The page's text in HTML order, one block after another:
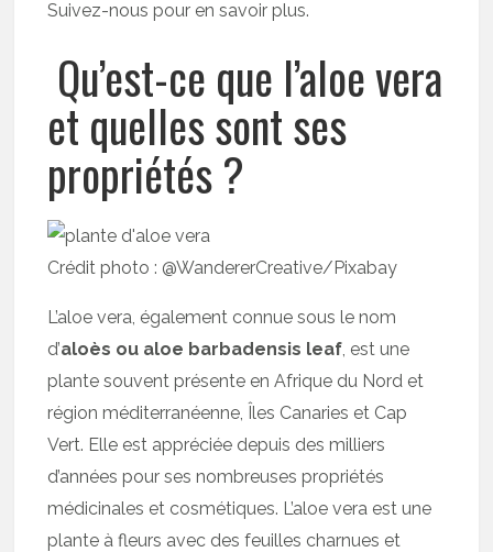
Suivez-nous pour en savoir plus.
Qu’est-ce que l’aloe vera
et quelles sont ses
propriétés ?
Crédit photo : @WandererCreative/Pixabay
L’aloe vera, également connue sous le nom
d’aloès ou aloe barbadensis leaf, est une
plante souvent présente en Afrique du Nord et
région méditerranéenne, Îles Canaries et Cap
Vert. Elle est appréciée depuis des milliers
d’années pour ses nombreuses propriétés
médicinales et cosmétiques. L’aloe vera est une
plante à fleurs avec des feuilles charnues et